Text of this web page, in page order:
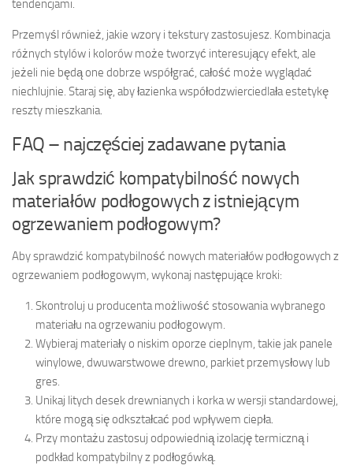
tendencjami.
Przemyśl również, jakie wzory i tekstury zastosujesz. Kombinacja
różnych stylów i kolorów może tworzyć interesujący efekt, ale
jeżeli nie będą one dobrze współgrać, całość może wyglądać
niechlujnie. Staraj się, aby łazienka współodzwierciedlała estetykę
reszty mieszkania.
FAQ – najczęściej zadawane pytania
Jak sprawdzić kompatybilność nowych
materiałów podłogowych z istniejącym
ogrzewaniem podłogowym?
Aby sprawdzić kompatybilność nowych materiałów podłogowych z
ogrzewaniem podłogowym, wykonaj następujące kroki:
Skontroluj u producenta możliwość stosowania wybranego
materiału na ogrzewaniu podłogowym.
Wybieraj materiały o niskim oporze cieplnym, takie jak panele
winylowe, dwuwarstwowe drewno, parkiet przemysłowy lub
gres.
Unikaj litych desek drewnianych i korka w wersji standardowej,
które mogą się odkształcać pod wpływem ciepła.
Przy montażu zastosuj odpowiednią izolację termiczną i
podkład kompatybilny z podłogówką.